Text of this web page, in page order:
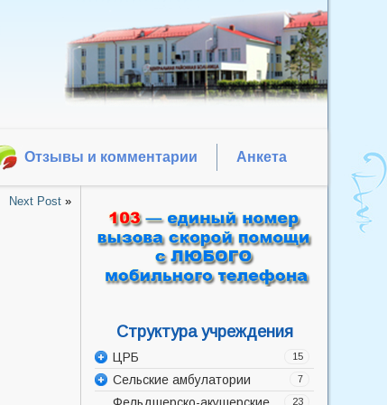
Отзывы и комментарии Анкета
Next Post »
Структура учреждения
15
ЦРБ
Администрация
7
Сельские амбулатории
23